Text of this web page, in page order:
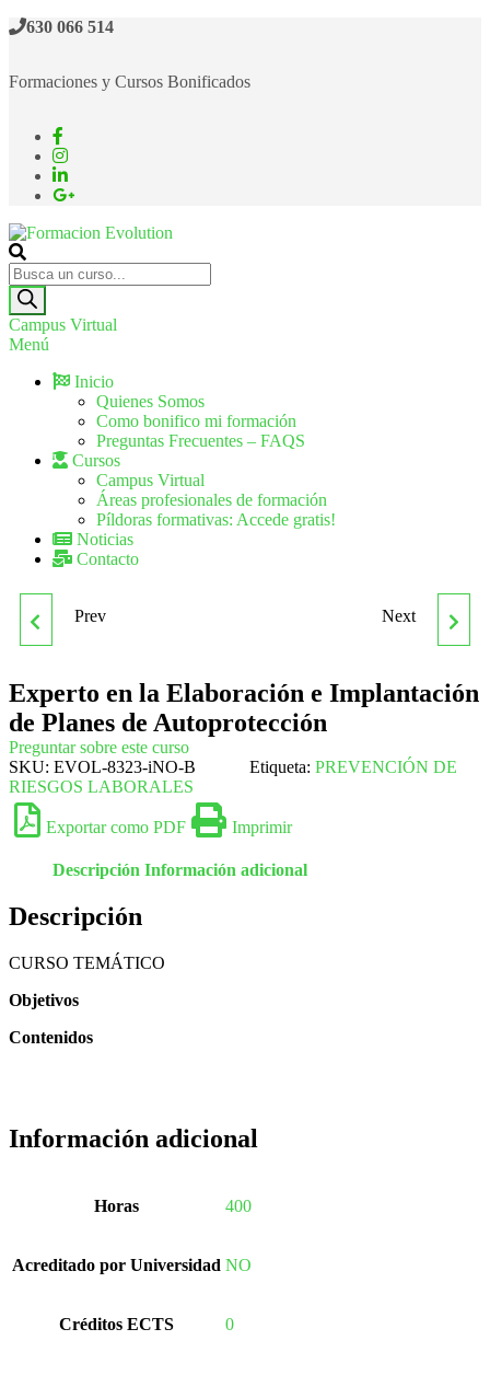
630 066 514
Formaciones y Cursos Bonificados
Formacion Evolution
Cursos de formación continua
Campus Virtual
Menú
Inicio
Quienes Somos
Como bonifico mi formación
Preguntas Frecuentes – FAQS
Cursos
Campus Virtual
Áreas profesionales de formación
Píldoras formativas: Accede gratis!
Noticias
Contacto
Prev EXPERTO EN MAÎTRE
Next
Experto en la Elaboración e Implantación
de Planes de Autoprotección
Preguntar sobre este curso
SKU: EVOL-8323-iNO-B Etiqueta: PREVENCIÓN DE
RIESGOS LABORALES
Exportar como PDF Imprimir
Descripción Información adicional
Descripción
CURSO TEMÁTICO
Objetivos
Contenidos
Información adicional
Horas 400
Acreditado por Universidad NO
Créditos ECTS 0